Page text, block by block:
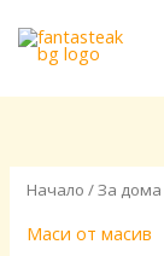
content
Начало /За дома
Маси от масив